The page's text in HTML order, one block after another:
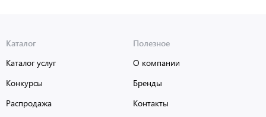
Каталог
Каталог услуг
Конкурсы
Распродажа
Полезное
О компании
Бренды
Контакты